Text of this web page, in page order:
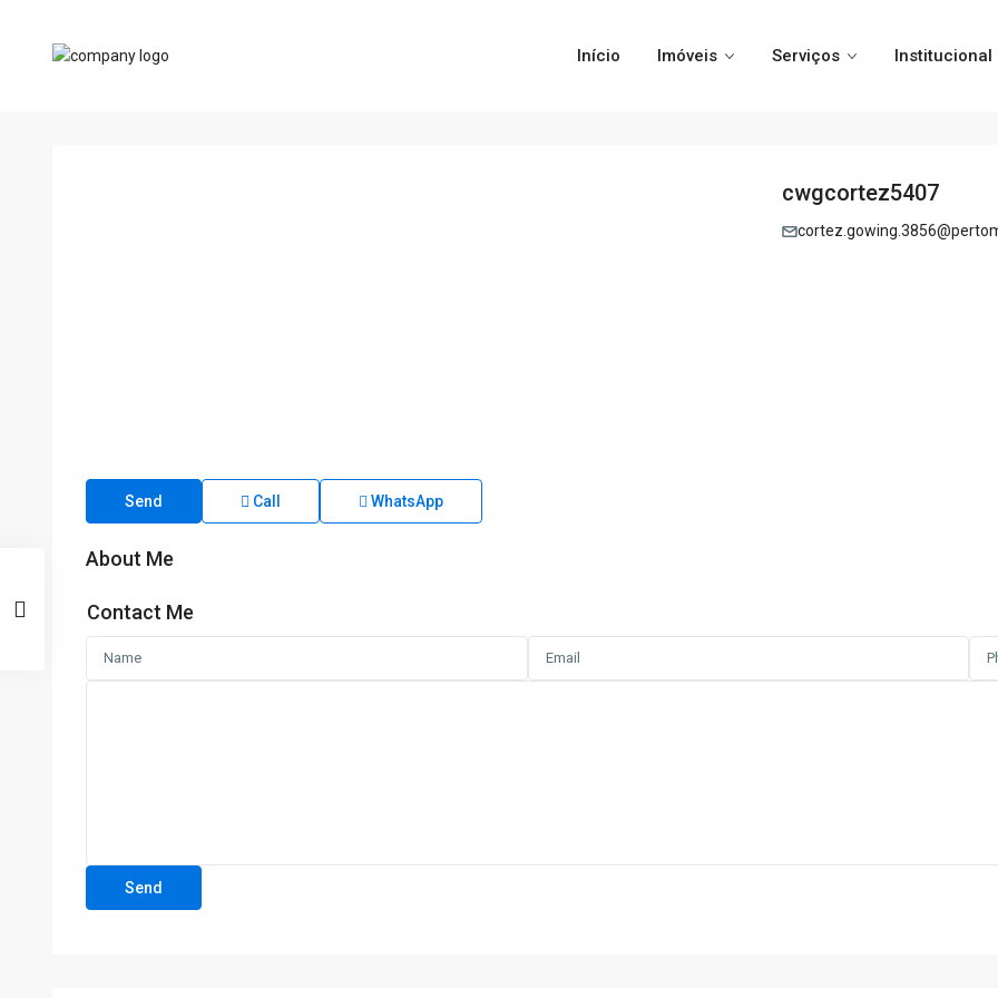
Início Imóveis Serviços Institucional
cwgcortez5407
Send Call WhatsApp
About Me
Contact Me